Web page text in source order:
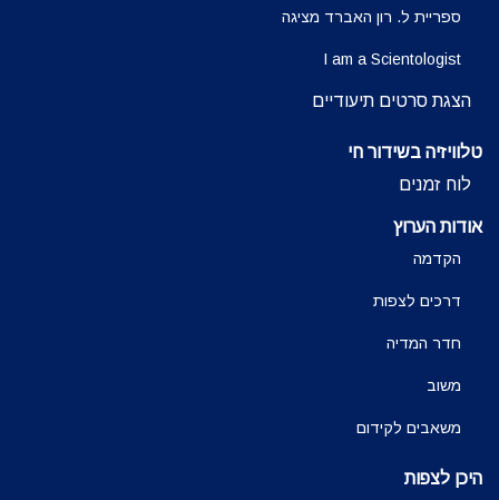
ספריית ל. רון האברד מציגה
I am a Scientologist
הצגת סרטים תיעודיים
טלוויזיה בשידור חי
לוח זמנים
אודות הערוץ
הקדמה
דרכים לצפות
חדר המדיה
משוב
משאבים לקידום
היכן לצפות